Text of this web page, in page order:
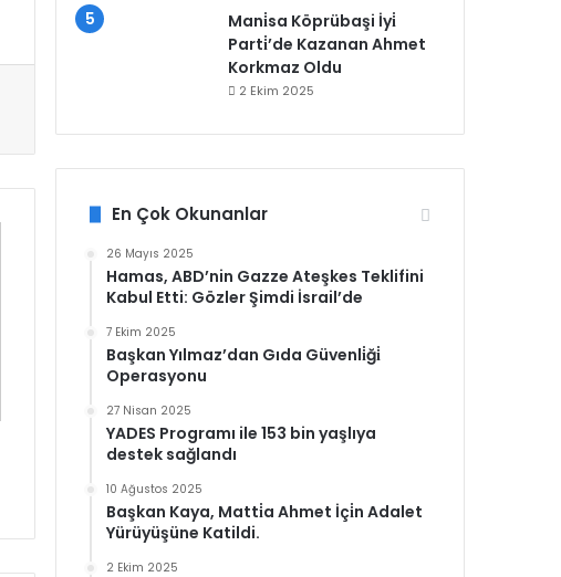
Mani̇sa Köprübaşi İyi̇
Parti̇’de Kazanan Ahmet
Korkmaz Oldu
2 Ekim 2025
En Çok Okunanlar
26 Mayıs 2025
Hamas, ABD’nin Gazze Ateşkes Teklifini
Kabul Etti: Gözler Şimdi İsrail’de
7 Ekim 2025
Başkan Yılmaz’dan Gıda Güvenli̇ği̇
Operasyonu
27 Nisan 2025
YADES Programı ile 153 bin yaşlıya
destek sağlandı
10 Ağustos 2025
Başkan Kaya, Matti̇a Ahmet İçi̇n Adalet
Yürüyüşüne Katildi.
2 Ekim 2025